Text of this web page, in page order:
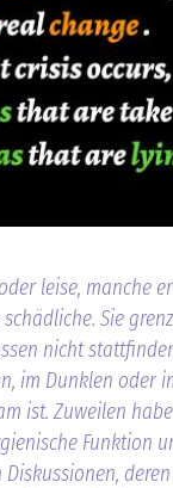
leise, manche
Sie
nicht
im Dunklen oder
ist. Zuweilen
Funktion